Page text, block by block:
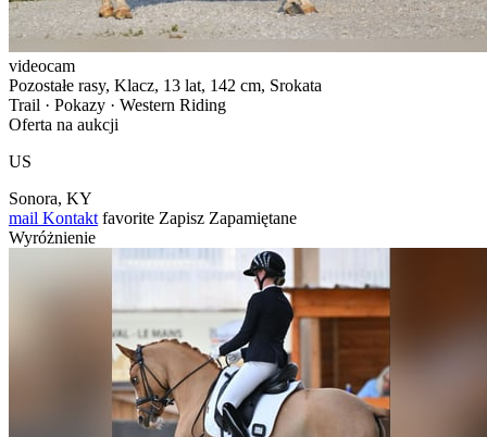
videocam
Pozostałe rasy, Klacz, 13 lat, 142 cm, Srokata
Trail · Pokazy · Western Riding
Oferta na aukcji
US
Sonora, KY
mail Kontakt favorite Zapisz Zapamiętane
Wyróżnienie